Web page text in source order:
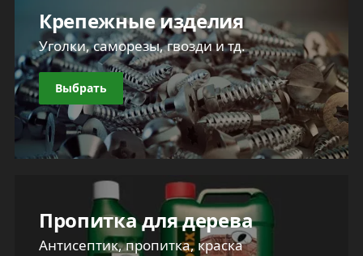
Крепежные изделия
Уголки, саморезы, гвозди и тд.
Выбрать
Пропитка для дерева
Антисептик, пропитка, краска